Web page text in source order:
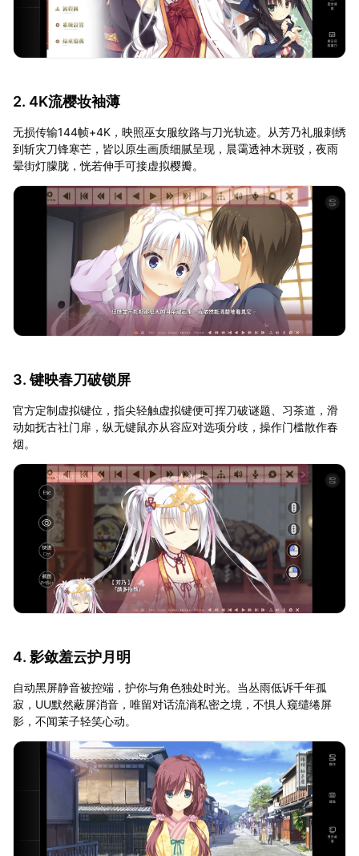
2. 4K流樱妆袖薄
无损传输144帧+4K，映照巫女服纹路与刀光轨迹。从芳乃礼服刺绣
到斩灾刀锋寒芒，皆以原生画质细腻呈现，晨霭透神木斑驳，夜雨
晕街灯朦胧，恍若伸手可接虚拟樱瓣。
3. 键映春刀破锁屏
官方定制虚拟键位，指尖轻触虚拟键便可挥刀破谜题、习茶道，滑
动如抚古社门扉，纵无键鼠亦从容应对选项分歧，操作门槛散作春
烟。
4. 影敛羞云护月明
自动黑屏静音被控端，护你与角色独处时光。当丛雨低诉千年孤
寂，UU默然蔽屏消音，唯留对话流淌私密之境，不惧人窥缱绻屏
影，不闻茉子轻笑心动。